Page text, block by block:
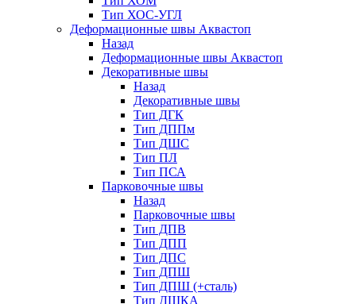
Тип ХОС-УГЛ
Деформационные швы Аквастоп
Назад
Деформационные швы Аквастоп
Декоративные швы
Назад
Декоративные швы
Тип ДГК
Тип ДППм
Тип ДШС
Тип ПЛ
Тип ПСА
Парковочные швы
Назад
Парковочные швы
Тип ДПВ
Тип ДПП
Тип ДПС
Тип ДПШ
Тип ДПШ (+сталь)
Тип ДШКА